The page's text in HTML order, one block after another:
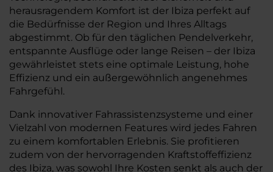
herausragendem Komfort ist der Ibiza perfekt auf
die Bedürfnisse der Region und Ihres Alltags
abgestimmt. Ob für den täglichen Pendelverkehr,
entspannte Ausflüge oder lange Reisen – der Ibiza
gewährleistet stets eine optimale Leistung, hohe
Effizienz und ein außergewöhnlich angenehmes
Fahrgefühl.
Dank innovativer Fahrassistenzsysteme und einer
Vielzahl von modernen Features wird jedes Fahren
zu einem komfortablen Erlebnis. Sie profitieren
zudem von der hervorragenden Kraftstoffeffizienz
des Ibiza, was sowohl Ihre Kosten senkt als auch der